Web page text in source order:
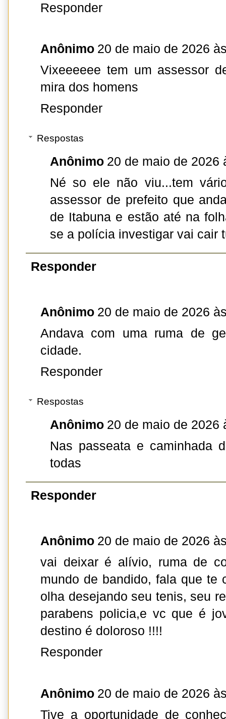
Responder
Anônimo 20 de maio de 2026
Vixeeeeee tem um assessor
mira dos homens
Responder
Respostas
Anônimo 20 de maio de 2026
Né so ele não viu...tem
assessor de prefeito que
de Itabuna e estão até na
se a polícia investigar vai cair
Responder
Anônimo 20 de maio de 2026
Andava com uma ruma de
cidade.
Responder
Respostas
Anônimo 20 de maio de 2026
Nas passeata e caminhada
todas
Responder
Anônimo 20 de maio de 2026
vai deixar é alívio, ruma de
mundo de bandido, fala que te
olha desejando seu tenis, seu
parabens policia,e vc que é
destino é doloroso !!!!
Responder
Anônimo 20 de maio de 2026
Tive a oportunidade de